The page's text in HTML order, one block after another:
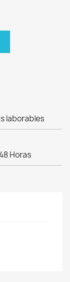
laborables
Horas